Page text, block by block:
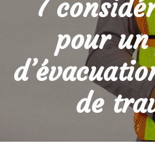
7
pour
de